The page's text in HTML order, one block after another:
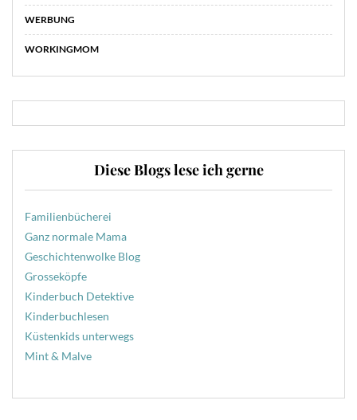
WERBUNG
WORKINGMOM
Diese Blogs lese ich gerne
Familienbücherei
Ganz normale Mama
Geschichtenwolke Blog
Grosseköpfe
Kinderbuch Detektive
Kinderbuchlesen
Küstenkids unterwegs
Mint & Malve